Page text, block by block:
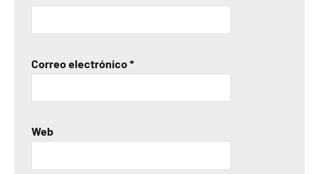
Correo electrónico*
Web